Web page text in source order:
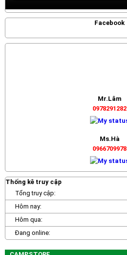
Facebook
Mr.Lâm
0978291282
Ms.Hà
0966709978
Thống kê truy cập
Tổng truy cập:
Hôm nay:
Hôm qua:
Đang online: